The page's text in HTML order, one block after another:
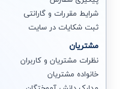
شرایط مقررات و گارانتی
ثبت شکایات در سایت
مشتریان
نظرات مشتریان و کاربران
خانواده مشتریان